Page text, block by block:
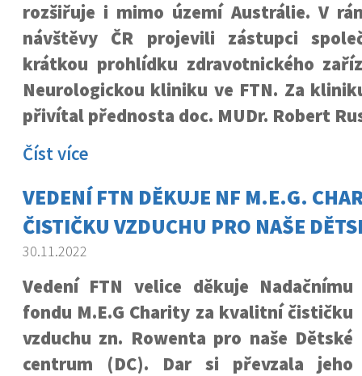
rozšiřuje i mimo území Austrálie. V
návštěvy ČR projevili zástupci
krátkou prohlídku zdravotnického
Neurologickou kliniku ve FTN. Za
přivítal přednosta doc. MUDr. Robert
Číst více
VEDENÍ FTN DĚKUJE NF M.E.G.
ČISTIČKU VZDUCHU PRO NAŠE
30.11.2022
Vedení FTN velice děkuje Nadačnímu
fondu M.E.G Charity za kvalitní čističku
vzduchu zn. Rowenta pro naše Dětské
centrum (DC). Dar si převzala jeho